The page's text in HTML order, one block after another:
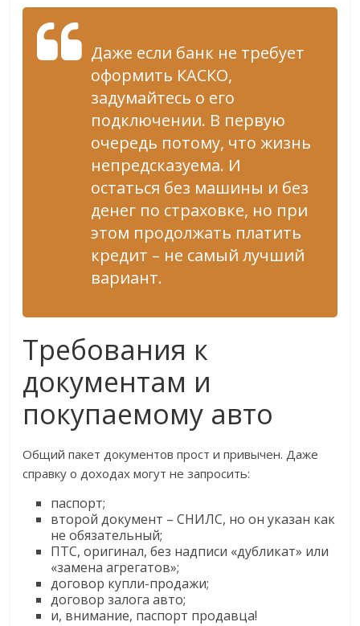
Даже если банк не требует
оформить КАСКО,
задумайтесь о его
подключении. В первую
очередь потому, что жизнь
непредсказуема. И
остаться без машины и без
денег по страховке, но при
этом продолжать платить
кредит – не самый лучший
вариант.
Требования к
документам и
покупаемому авто
Общий пакет документов прост и привычен. Даже
справку о доходах могут не запросить:
паспорт;
второй документ – СНИЛС, но он указан как
не обязательный;
ПТС, оригинал, без надписи «дубликат» или
«замена агрегатов»;
договор купли-продажи;
договор залога авто;
и, внимание, паспорт продавца!